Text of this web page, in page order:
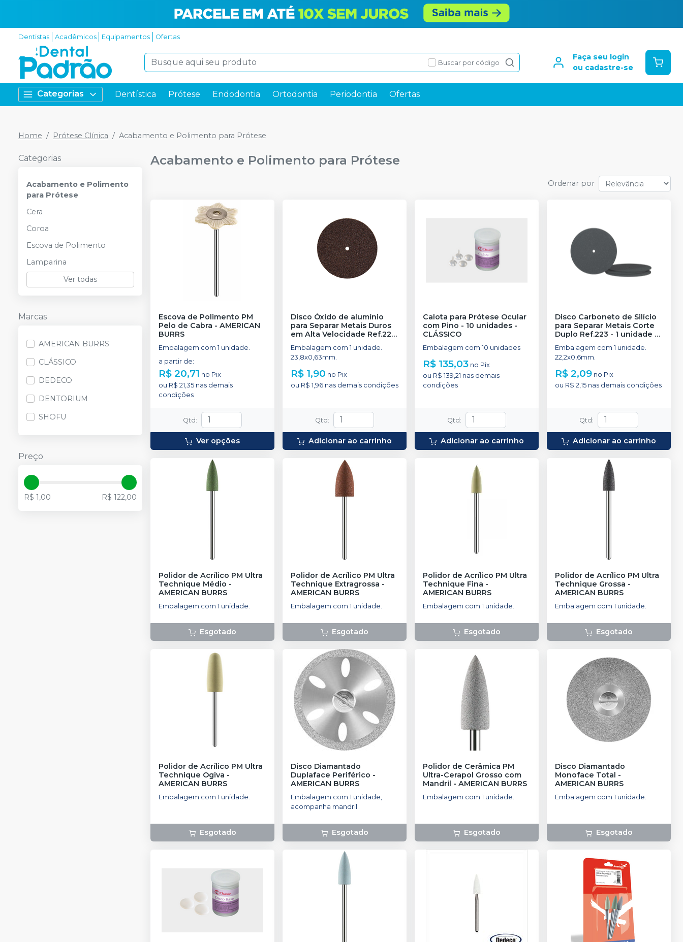
Dentistas Acadêmicos Equipamentos Ofertas
Buscar por código
Faça seu login
ou cadastre-se
Categorias Dentística Prótese Endodontia Ortodontia Periodontia Ofertas
Home Prótese Clínica Acabamento e Polimento para Prótese
Categorias
Acabamento e Polimento
para Prótese
Cera
Coroa
Escova de Polimento
Lamparina
Ver todas
Marcas
AMERICAN BURRS
CLÁSSICO
DEDECO
DENTORIUM
SHOFU
Preço
R$ 1,00 R$ 122,00
Acabamento e Polimento para Prótese
Ordenar por
Escova de Polimento PM
Pelo de Cabra - AMERICAN
BURRS
Embalagem com 1 unidade.
a partir de:
R$ 20,71 no Pix
ou R$ 21,35 nas demais
condições
Qtd:
Ver opções
Disco Óxido de alumínio
para Separar Metais Duros
em Alta Velocidade Ref.221
- 1 unidade
DENTORIUM
Embalagem com 1 unidade.
23,8x0,63mm.
R$ 1,90 no Pix
ou R$ 1,96 nas demais condições
Qtd:
Adicionar ao carrinho
Calota para Prótese Ocular
com Pino - 10 unidades -
CLÁSSICO
Embalagem com 10 unidades
R$ 135,03 no Pix
ou R$ 139,21 nas demais
condições
Qtd:
Adicionar ao carrinho
Disco Carboneto de Silício
para Separar Metais Corte
Duplo Ref.223 - 1 unidade -
DENTORIUM
Embalagem com 1 unidade.
22,2x0,6mm.
R$ 2,09 no Pix
ou R$ 2,15 nas demais condições
Qtd:
Adicionar ao carrinho
Polidor de Acrílico PM Ultra
Technique Médio -
AMERICAN BURRS
Embalagem com 1 unidade.
Esgotado
Polidor de Acrílico PM Ultra
Technique Extragrossa -
AMERICAN BURRS
Embalagem com 1 unidade.
Esgotado
Polidor de Acrílico PM Ultra
Technique Fina -
AMERICAN BURRS
Embalagem com 1 unidade.
Esgotado
Polidor de Acrílico PM Ultra
Technique Grossa -
AMERICAN BURRS
Embalagem com 1 unidade.
Esgotado
Polidor de Acrílico PM Ultra
Technique Ogiva -
AMERICAN BURRS
Embalagem com 1 unidade.
Esgotado
Disco Diamantado
Duplaface Periférico -
AMERICAN BURRS
Embalagem com 1 unidade,
acompanha mandril.
Esgotado
Polidor de Cerâmica PM
Ultra-Cerapol Grosso com
Mandril - AMERICAN BURRS
Embalagem com 1 unidade.
Esgotado
Disco Diamantado
Monoface Total -
AMERICAN BURRS
Embalagem com 1 unidade.
Esgotado